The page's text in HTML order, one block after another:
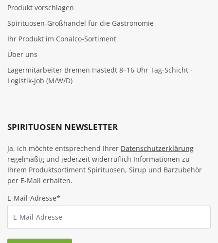
Produkt vorschlagen
Spirituosen-Großhandel für die Gastronomie
Ihr Produkt im Conalco-Sortiment
Über uns
Lagermitarbeiter Bremen Hastedt 8–16 Uhr Tag-Schicht -
Logistik-Job (M/W/D)
SPIRITUOSEN NEWSLETTER
Ja, ich möchte entsprechend Ihrer Datenschutzerklärung
regelmäßig und jederzeit widerruflich Informationen zu
Ihrem Produktsortiment Spirituosen, Sirup und Barzubehör
per E-Mail erhalten.
E-Mail-Adresse*